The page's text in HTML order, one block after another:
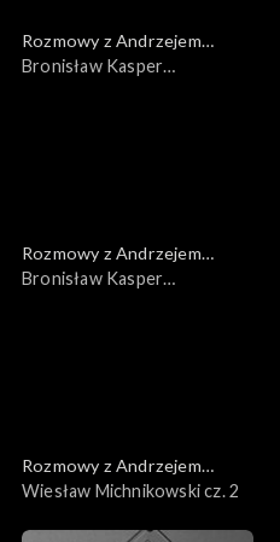
Rozmowy z Andrzejem
Doboszem
Bronisław Kasper
Rozmowy z Andrzejem
Doboszem
Bronisław Kasper
Rozmowy z Andrzejem
Doboszem
Wiesław Michnikowski cz. 2